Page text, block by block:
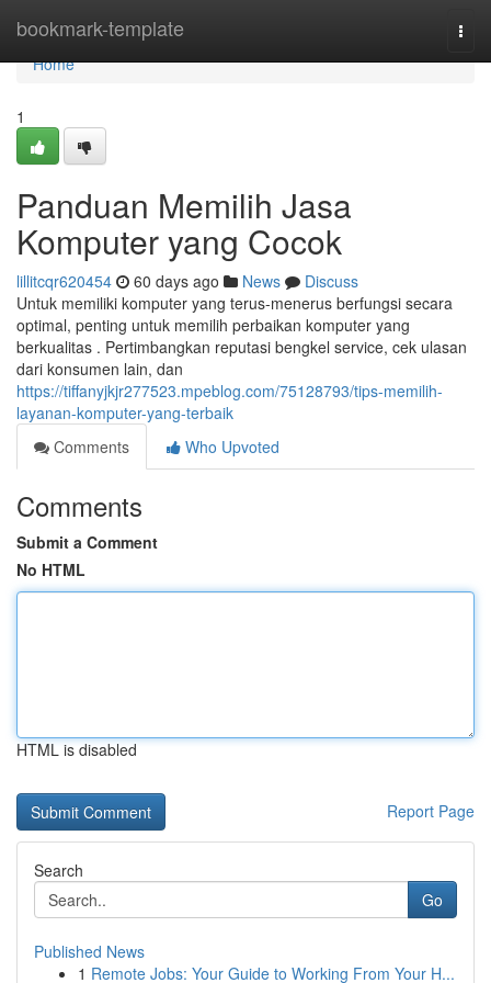
bookmark-template
Home
Home
1
Panduan Memilih Jasa
Komputer yang Cocok
lillitcqr620454 60 days ago News
Discuss
Untuk memiliki komputer yang terus-menerus berfungsi secara
optimal, penting untuk memilih perbaikan komputer yang
berkualitas . Pertimbangkan reputasi bengkel service, cek ulasan
dari konsumen lain, dan
https://tiffanyjkjr277523.mpeblog.com/75128793/tips-memilih-
layanan-komputer-yang-terbaik
Comments
Who Upvoted
Comments
Submit a Comment
No HTML
HTML is disabled
Report Page
Search
Go
Published News
1 Remote Jobs: Your Guide to Working From Your H...